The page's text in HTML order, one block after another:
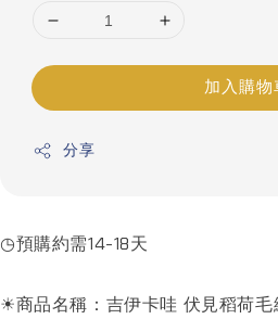
加入購物
分享
◷預購約需14-18天
☀商品名稱：吉伊卡哇 伏見稻荷毛